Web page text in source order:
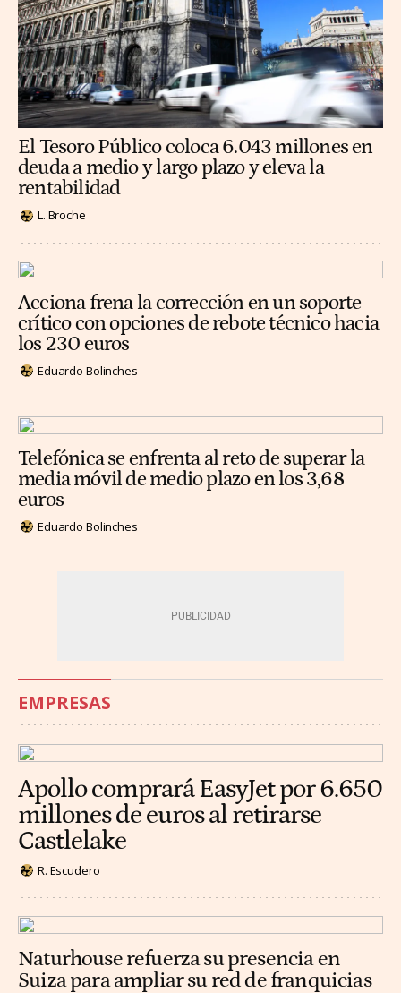
El Tesoro Público coloca 6.043 millones en
deuda a medio y largo plazo y eleva la
rentabilidad
L. Broche
Acciona frena la corrección en un soporte
crítico con opciones de rebote técnico hacia
los 230 euros
Eduardo Bolinches
Telefónica se enfrenta al reto de superar la
media móvil de medio plazo en los 3,68
euros
Eduardo Bolinches
EMPRESAS
Apollo comprará EasyJet por 6.650
millones de euros al retirarse
Castlelake
R. Escudero
Naturhouse refuerza su presencia en
Suiza para ampliar su red de franquicias